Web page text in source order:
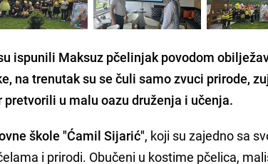
ispunili Maksuz pčelinjak povodom
na trenutak su se čuli samo zvuci prirode,
u malu oazu druženja i učenja.
škole "Ćamil Sijarić", koji su zajedno sa
i prirodi. Obučeni u kostime pčelica,